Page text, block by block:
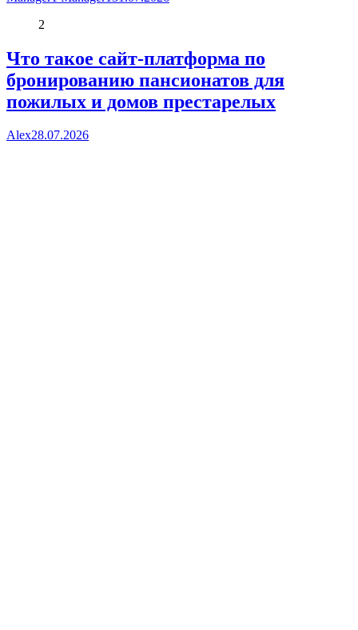
2
Что такое сайт-платформа по
бронированию пансионатов для
пожилых и домов престарелых
Alex28.07.2026